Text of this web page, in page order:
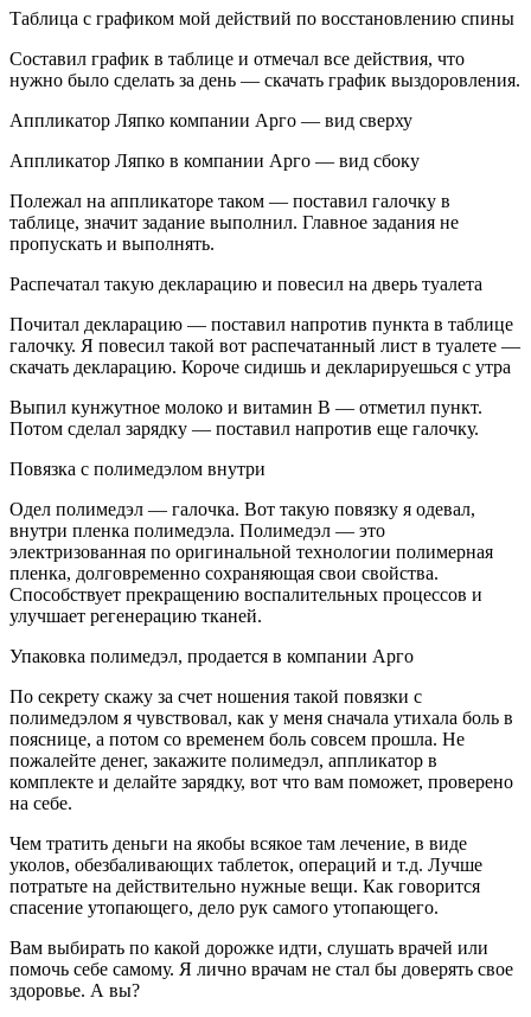
Таблица с графиком мой действий по восстановлению спины
Составил график в таблице и отмечал все действия, что
нужно было сделать за день — скачать график выздоровления.
Аппликатор Ляпко компании Арго — вид сверху
Аппликатор Ляпко в компании Арго — вид сбоку
Полежал на аппликаторе таком — поставил галочку в
таблице, значит задание выполнил. Главное задания не
пропускать и выполнять.
Распечатал такую декларацию и повесил на дверь туалета
Почитал декларацию — поставил напротив пункта в таблице
галочку. Я повесил такой вот распечатанный лист в туалете —
скачать декларацию. Короче сидишь и декларируешься с утра
Выпил кунжутное молоко и витамин В — отметил пункт.
Потом сделал зарядку — поставил напротив еще галочку.
Повязка с полимедэлом внутри
Одел полимедэл — галочка. Вот такую повязку я одевал,
внутри пленка полимедэла. Полимедэл — это
электризованная по оригинальной технологии полимерная
пленка, долговременно сохраняющая свои свойства.
Способствует прекращению воспалительных процессов и
улучшает регенерацию тканей.
Упаковка полимедэл, продается в компании Арго
По секрету скажу за счет ношения такой повязки с
полимедэлом я чувствовал, как у меня сначала утихала боль в
пояснице, а потом со временем боль совсем прошла. Не
пожалейте денег, закажите полимедэл, аппликатор в
комплекте и делайте зарядку, вот что вам поможет, проверено
на себе.
Чем тратить деньги на якобы всякое там лечение, в виде
уколов, обезбаливающих таблеток, операций и т.д. Лучше
потратьте на действительно нужные вещи. Как говорится
спасение утопающего, дело рук самого утопающего.
Вам выбирать по какой дорожке идти, слушать врачей или
помочь себе самому. Я лично врачам не стал бы доверять свое
здоровье. А вы?